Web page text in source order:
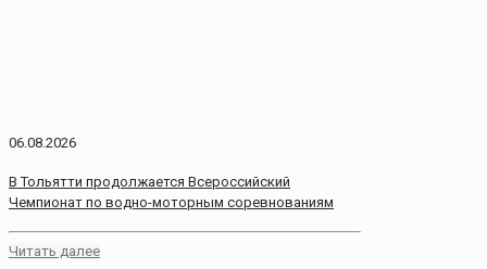
06.08.2026
В Тольятти продолжается Всероссийский
Чемпионат по водно-моторным соревнованиям
Читать далее